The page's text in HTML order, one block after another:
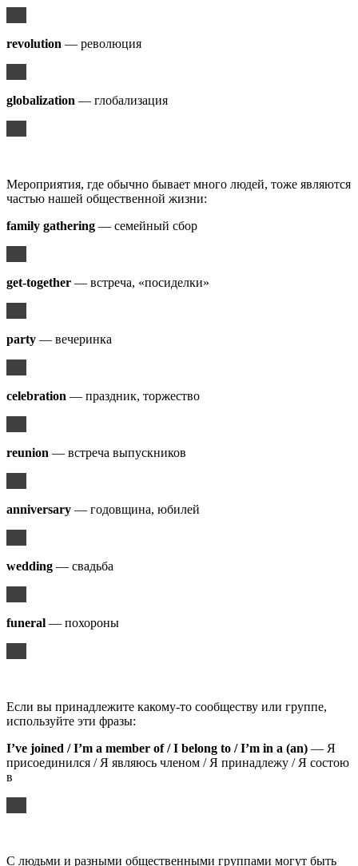
revolution — революция
globalization — глобализация
Мероприятия, где обычно бывает много людей, тоже являются
частью нашей общественной жизни:
family gathering — семейный сбор
get-together — встреча, «посиделки»
party — вечеринка
celebration — праздник, торжество
reunion — встреча выпускников
anniversary — годовщина, юбилей
wedding — свадьба
funeral — похороны
Если вы принадлежите какому-то сообществу или группе,
используйте эти фразы:
I’ve joined / I’m a member of / I belong to / I’m in a (an) — Я
присоединился / Я являюсь членом / Я принадлежу / Я состою
в
С людьми и разными общественными группами могут быть